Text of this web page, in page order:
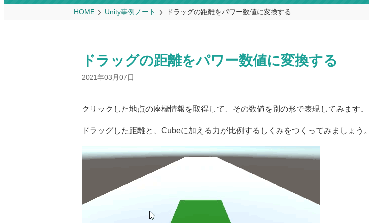
HOME Unity事例ノート ドラッグの距離をパワー数値に変換する
ドラッグの距離をパワー数値に変換する
2021年03月07日
クリックした地点の座標情報を取得して、その数値を別の形で表現してみます。
ドラッグした距離と、Cubeに加える力が比例するしくみをつくってみましょう。